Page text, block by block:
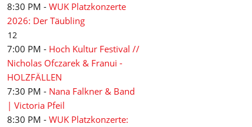
8:30 PM - WUK Platzkonzerte
2026: Der Täubling
12
7:00 PM - Hoch Kultur Festival //
Nicholas Ofczarek & Franui -
HOLZFÄLLEN
7:30 PM - Nana Falkner & Band
| Victoria Pfeil
8:30 PM - WUK Platzkonzerte: